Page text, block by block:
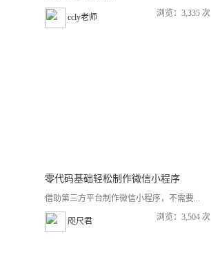
ccly老师 浏览：3,335 次
零代码基础轻松制作微信小程序
借助第三方平台制作微信小程序，不需要...
咫尺君 浏览：3,504 次